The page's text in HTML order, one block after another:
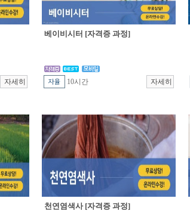
베이비시터 [자격증 과정]
10시간
천연염색사 [자격증 과정]